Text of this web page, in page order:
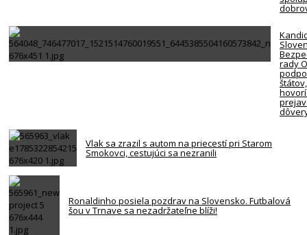
rady
Vlak sa zrazil s autom na priecestí pri Starom
Smokovci, cestujúci sa nezranili
Ronaldinho posiela pozdrav na Slovensko. Futbalová
šou v Trnave sa nezadržateľne blíži!